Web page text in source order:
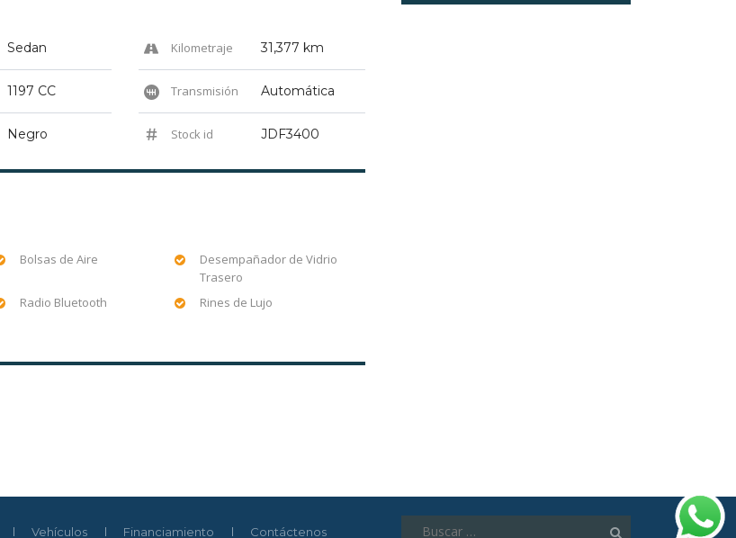
Sedan Kilometraje 31,377 km
1197 CC Transmisión Automática
Negro Stock id JDF3400
Bolsas de Aire
Desempañador de Vidrio
Trasero
Radio Bluetooth
Rines de Lujo
Vehículos Financiamiento Contáctenos Buscar: